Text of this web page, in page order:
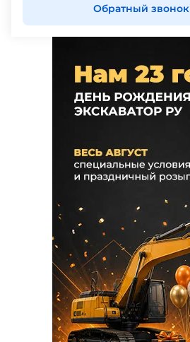
Обратный звонок